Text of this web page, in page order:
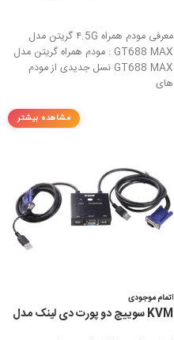
معرفی مودم همراه ۴.5G گریتن مدل
GT688 MAX : مودم همراه گریتن مدل
GT688 MAX نسل جدیدی از مودم‌
های
مشاهده بیشتر
اتمام موجودی
KVM سوییچ دو پورت دی لینک مدل